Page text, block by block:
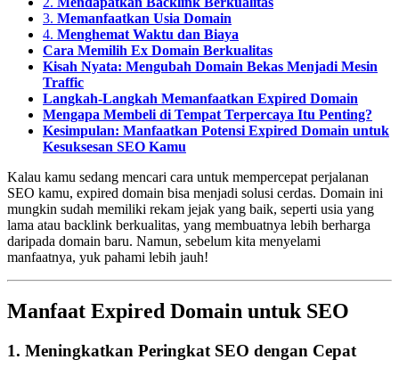
3. Memanfaatkan Usia Domain
4. Menghemat Waktu dan Biaya
Cara Memilih Ex Domain Berkualitas
Kisah Nyata: Mengubah Domain Bekas Menjadi Mesin
Traffic
Langkah-Langkah Memanfaatkan Expired Domain
Mengapa Membeli di Tempat Terpercaya Itu Penting?
Kesimpulan: Manfaatkan Potensi Expired Domain untuk
Kesuksesan SEO Kamu
Kalau kamu sedang mencari cara untuk mempercepat perjalanan
SEO kamu, expired domain bisa menjadi solusi cerdas. Domain ini
mungkin sudah memiliki rekam jejak yang baik, seperti usia yang
lama atau backlink berkualitas, yang membuatnya lebih berharga
daripada domain baru. Namun, sebelum kita menyelami
manfaatnya, yuk pahami lebih jauh!
Manfaat Expired Domain untuk SEO
1. Meningkatkan Peringkat SEO dengan Cepat